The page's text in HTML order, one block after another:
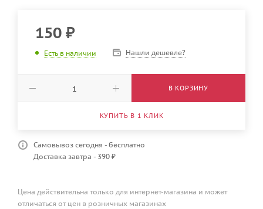
150 ₽
Есть в наличии Нашли дешевле?
В КОРЗИНУ
КУПИТЬ В 1 КЛИК
Самовывоз сегодня - бесплатно
Доставка завтра - 390 ₽
Цена действительна только для интернет-магазина и может
отличаться от цен в розничных магазинах